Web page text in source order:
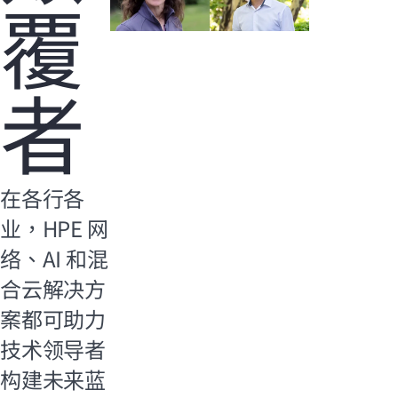
覆
者
在各行各
业，HPE 网
络、AI 和混
合云解决方
案都可助力
技术领导者
构建未来蓝